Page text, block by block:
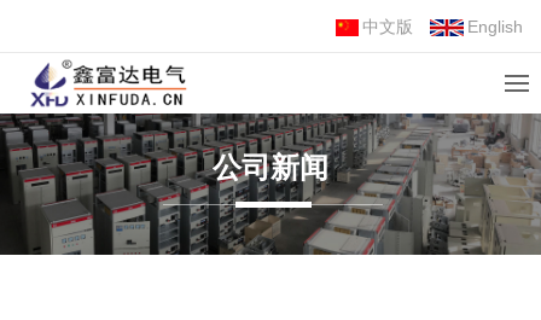
中文版 English
公司新闻